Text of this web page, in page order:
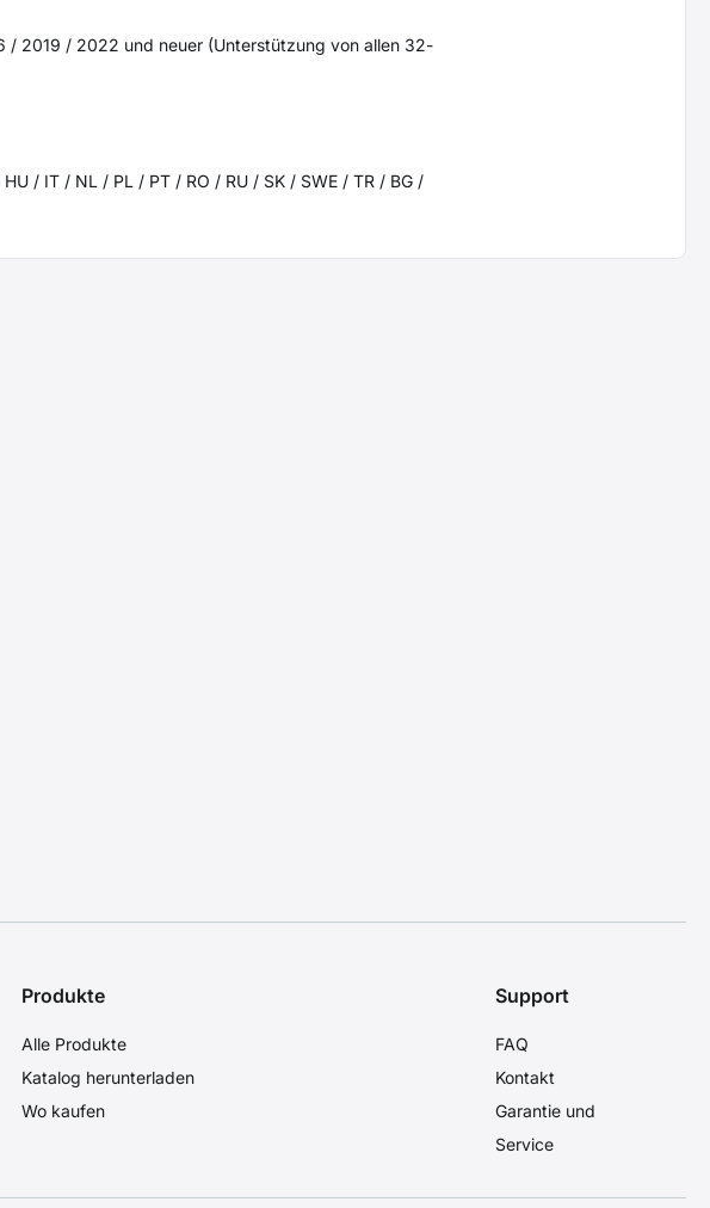
/ 2019 / 2022 und neuer (Unterstützung von allen 32-
/ IT / NL / PL / PT / RO / RU / SK / SWE / TR / BG /
Produkte
Alle Produkte
Katalog herunterladen
Wo kaufen
Support
FAQ
Kontakt
Garantie und
Service